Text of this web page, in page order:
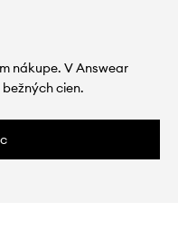
nákupe. V Answear
cien.